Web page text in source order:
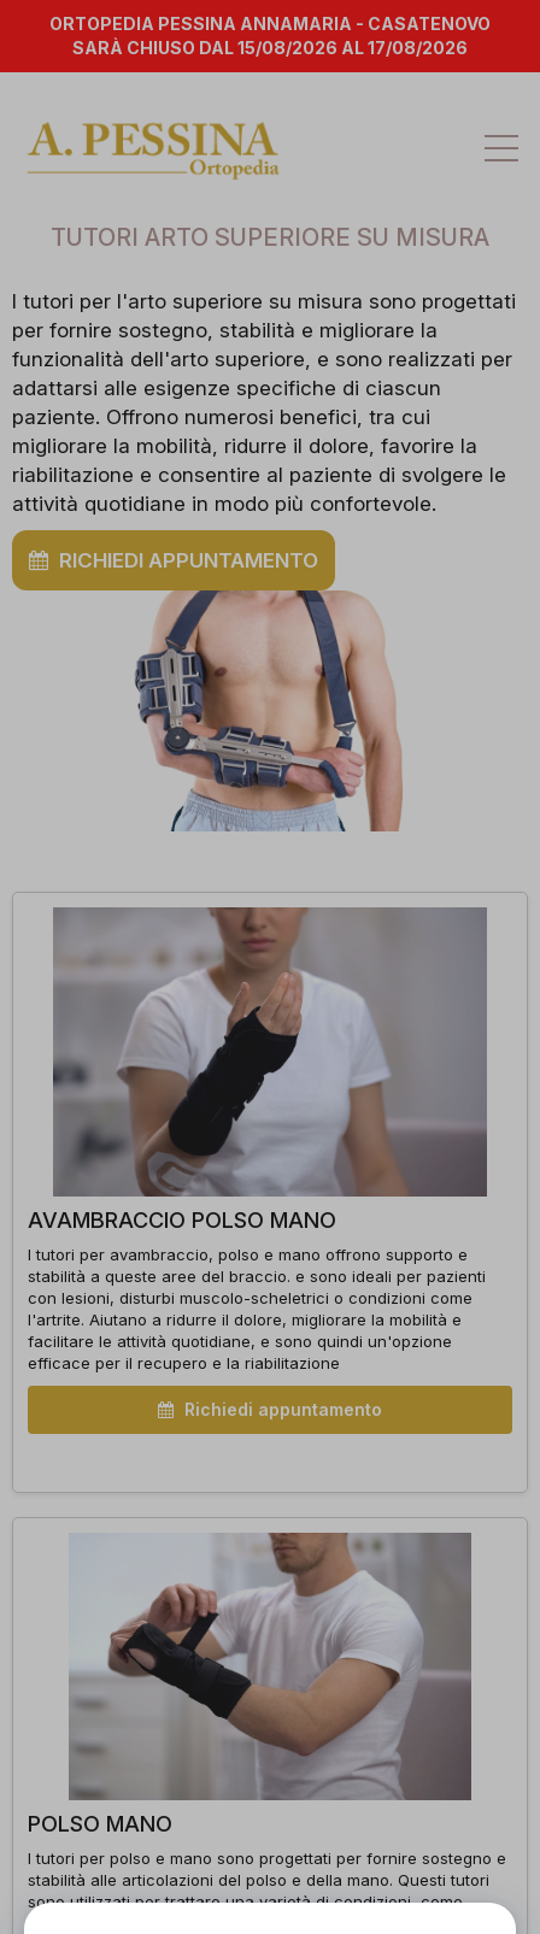
ORTOPEDIA PESSINA ANNAMARIA - CASATENOVO
SARÀ CHIUSO DAL 15/08/2026 AL 17/08/2026
TUTORI ARTO SUPERIORE SU MISURA
I tutori per l'arto superiore su misura sono progettati
per fornire sostegno, stabilità e migliorare la
funzionalità dell'arto superiore, e sono realizzati per
adattarsi alle esigenze specifiche di ciascun
paziente. Offrono numerosi benefici, tra cui
migliorare la mobilità, ridurre il dolore, favorire la
riabilitazione e consentire al paziente di svolgere le
attività quotidiane in modo più confortevole.
RICHIEDI APPUNTAMENTO
AVAMBRACCIO POLSO MANO
I tutori per avambraccio, polso e mano offrono supporto e
stabilità a queste aree del braccio. e sono ideali per pazienti
con lesioni, disturbi muscolo-scheletrici o condizioni come
l'artrite. Aiutano a ridurre il dolore, migliorare la mobilità e
facilitare le attività quotidiane, e sono quindi un'opzione
efficace per il recupero e la riabilitazione
Richiedi appuntamento
POLSO MANO
I tutori per polso e mano sono progettati per fornire sostegno e
stabilità alle articolazioni del polso e della mano. Questi tutori
sono utilizzati per trattare una varietà di condizioni, come